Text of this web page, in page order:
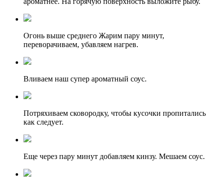
Огонь выше среднего Жарим пару минут,
переворачиваем, убавляем нагрев.
Вливаем наш супер ароматный соус.
Потряхиваем сковородку, чтобы кусочки пропитались
как следует.
Еще через пару минут добавляем кинзу. Мешаем соус.